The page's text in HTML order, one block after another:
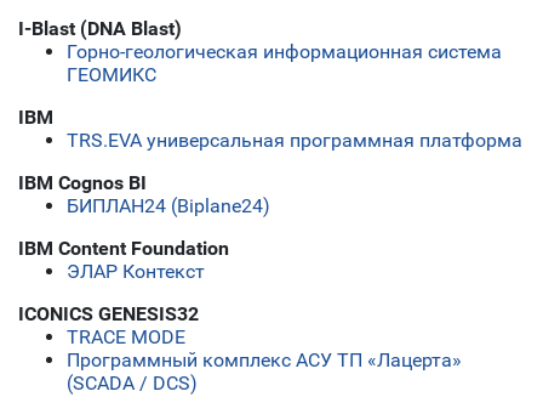
I-Blast (DNA Blast)
Горно-геологическая информационная система
ГЕОМИКС
IBM
ТRS.EVA универсальная программная платформа
IBM Cognos BI
БИПЛАН24 (Biplane24)
IBM Content Foundation
ЭЛАР Контекст
ICONICS GENESIS32
TRACE MODE
Программный комплекс АСУ ТП «Лацерта»
(SCADA / DCS)